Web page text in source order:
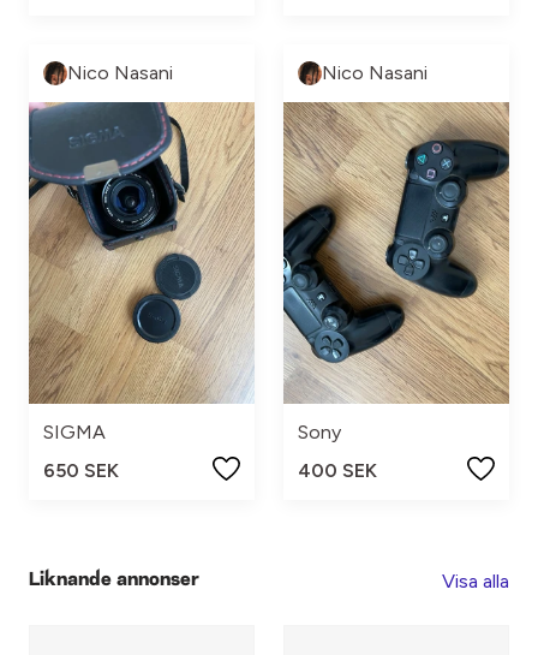
Nico Nasani
SIGMA
650 SEK
Nico Nasani
Sony
400 SEK
Liknande annonser Visa alla